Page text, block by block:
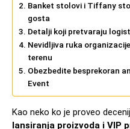
Banket stolovi i Tiffany
gosta
Detalji koji pretvaraju
Nevidljiva ruka
terenu
Obezbedite besprekoran
Event
Kao neko ko je proveo
lansiranja proizvoda i VIP